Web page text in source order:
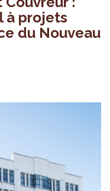
à projets
du Nouveau